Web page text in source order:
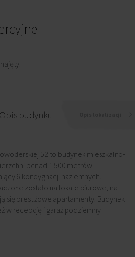
Opis budynku
52 to budynek mieszkalno-
ponad 1 500 metrów
6 kondygnacji naziemnych.
zostało na lokale biurowe, na
się prestiżowe apartamenty. Budynek
w recepcję i garaż podziemny.